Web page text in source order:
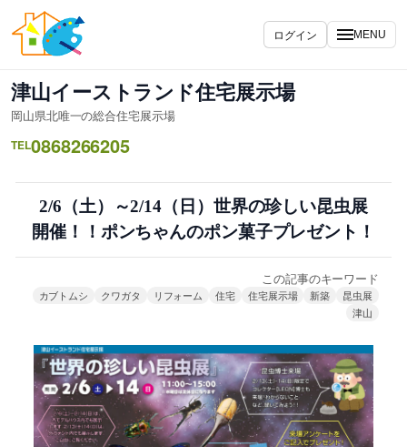
容
ス
キ
ッ
プ
ログイン MENU
津山イーストランド住宅展示場
岡山県北唯一の総合住宅展示場
TEL0868266205
2/6（土）～2/14（日）世界の珍しい昆虫展
開催！！ポンちゃんのポン菓子プレゼント！
この記事のキーワード
カブトムシ クワガタ リフォーム 住宅 住宅展示場 新築
昆虫展
津山